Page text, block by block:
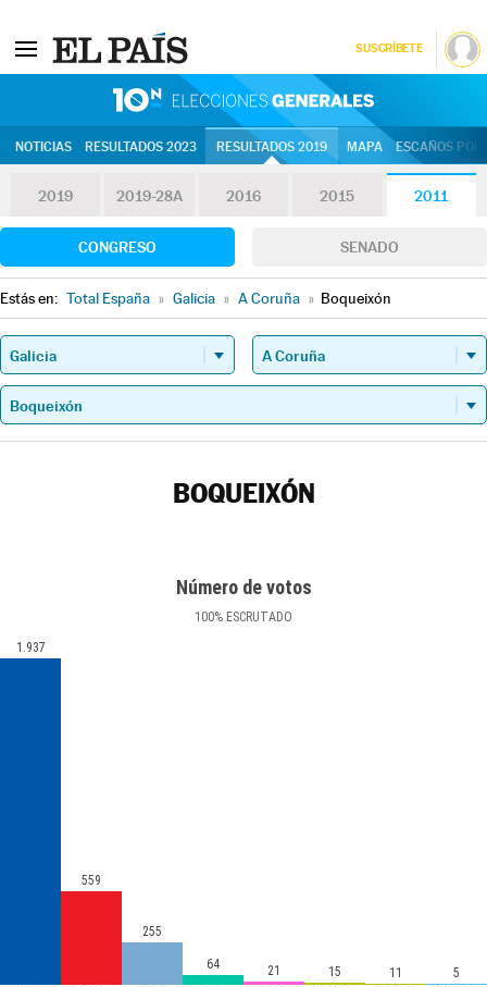
SUSCRÍBETE
NOTICIAS RESULTADOS 2023 RESULTADOS 2019 MAPA ESCAÑOS
2019 2019-28A 2016 2015 2011
CONGRESO SENADO
Estás en: Total España » Galicia » A Coruña » Boqueixón
BOQUEIXÓN
Número de votos
100% ESCRUTADO
1.937
559
255
64 21 15 11 5